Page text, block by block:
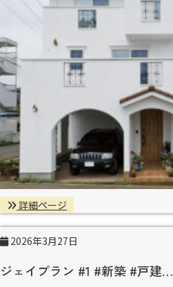
詳細ページ
2026年3月27日
ジェイプラン #1 #新築 #戸建…